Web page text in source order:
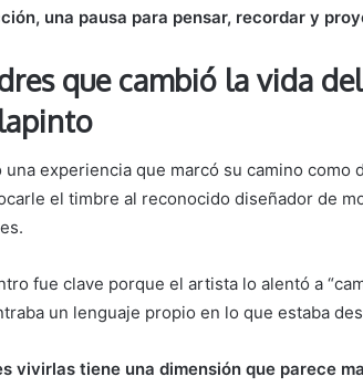
una pausa para pensar, recordar y
que cambió la vida
experiencia que marcó su camino como
el timbre al reconocido diseñador de
fue clave porque el artista lo alentó a
un lenguaje propio en lo que estaba
vivirlas tiene una dimensión que parece